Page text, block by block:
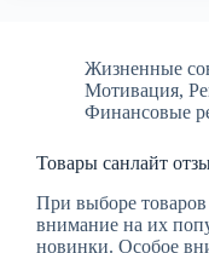
Жизненные
Мотивация,
Финансовые
Товары санлайт
При выборе
внимание на их
новинки. Особое